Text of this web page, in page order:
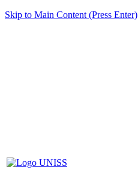
Skip to Main Content (Press Enter)